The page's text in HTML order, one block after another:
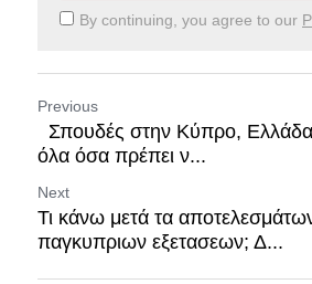
By continuing, you agree to our
Previous
Σπουδές στην Κύπρο, Ελλάδα
όλα όσα πρέπει ν...
Next
Τι κάνω μετά τα
παγκυπριων εξετασεων; Δ...